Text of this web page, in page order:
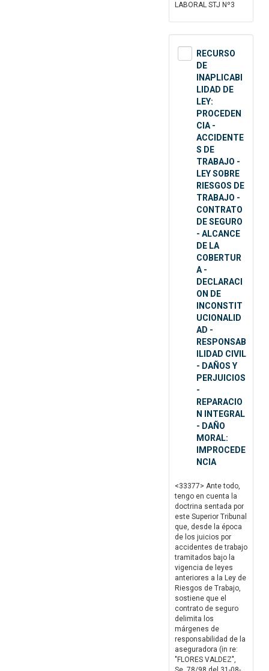
LABORAL STJ Nº3
RECURSO
DE
INAPLICABI
LIDAD DE
LEY:
PROCEDEN
CIA -
ACCIDENTE
S DE
TRABAJO -
LEY SOBRE
RIESGOS DE
TRABAJO -
CONTRATO
DE SEGURO
- ALCANCE
DE LA
COBERTUR
A -
DECLARACI
ON DE
INCONSTIT
UCIONALID
AD -
RESPONSAB
ILIDAD CIVIL
- DAÑOS Y
PERJUICIOS
-
REPARACIO
N INTEGRAL
- DAÑO
MORAL:
IMPROCEDE
NCIA
<33377> Ante todo,
tengo en cuenta la
doctrina sentada por
este Superior Tribunal
que, desde la época
de los juicios por
accidentes de trabajo
tramitados bajo la
vigencia de leyes
anteriores a la Ley de
Riesgos de Trabajo,
sostiene que el
contrato de seguro
delimita los
márgenes de
responsabilidad de la
aseguradora (in re:
"FLORES VALDEZ",